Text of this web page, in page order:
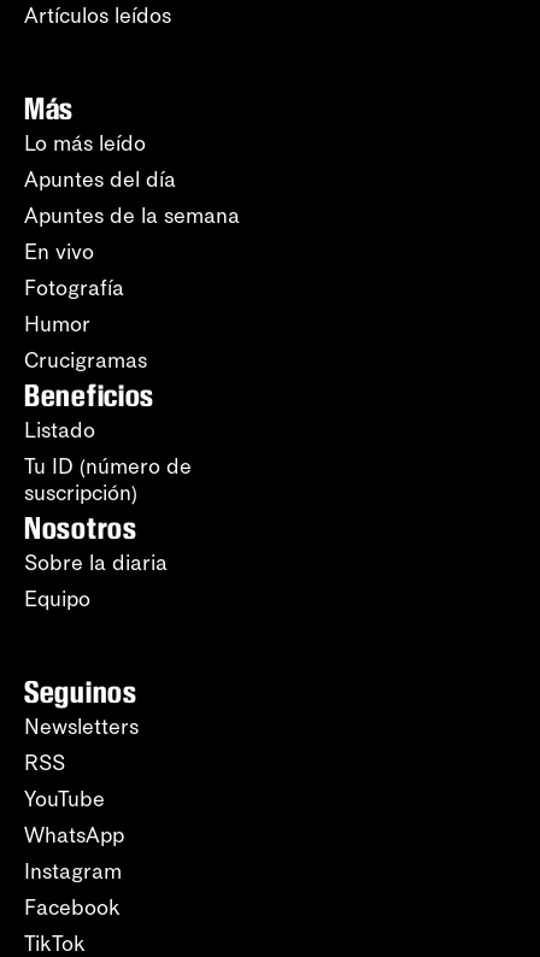
Artículos leídos
Más
Lo más leído
Apuntes del día
Apuntes de la semana
En vivo
Fotografía
Humor
Crucigramas
Beneficios
Listado
Tu ID (número de
suscripción)
Nosotros
Sobre la diaria
Equipo
Seguinos
Newsletters
RSS
YouTube
WhatsApp
Instagram
Facebook
TikTok